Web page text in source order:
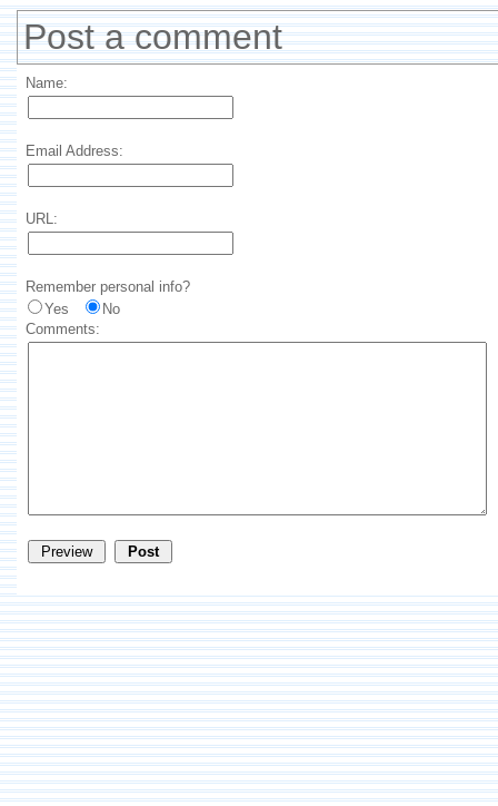
Post a comment
Name:
Email Address:
URL:
Remember personal info?
Yes
No
Comments: